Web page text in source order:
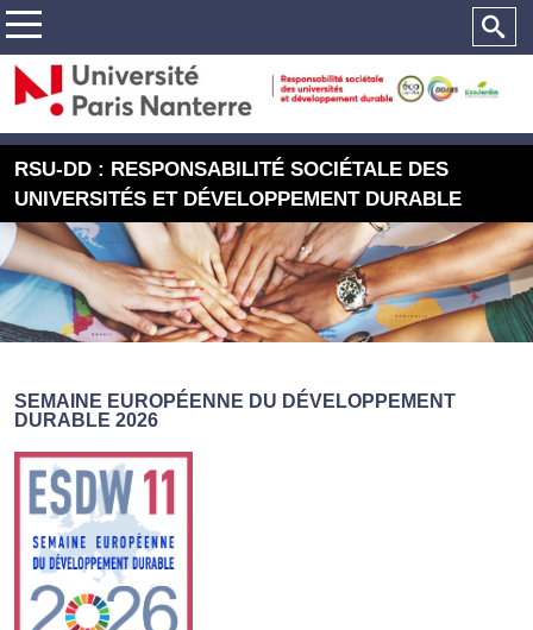
RSU-DD : RESPONSABILITÉ SOCIÉTALE DES
UNIVERSITÉS ET DÉVELOPPEMENT DURABLE
SEMAINE EUROPÉENNE DU DÉVELOPPEMENT
DURABLE 2026